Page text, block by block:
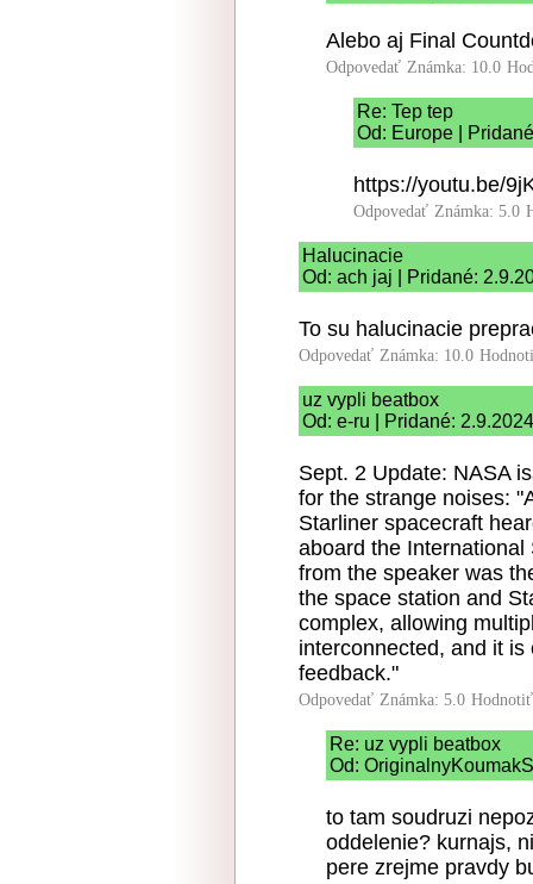
Alebo aj Final
Odpovedať Známka: 10.0
Re: Tep tep
Od: Europe |
https://youtu.be/
Odpovedať Známka: 5.0
Halucinacie
Od: ach jaj | Pridané:
To su halucinacie
Odpovedať Známka: 10.0
uz vypli beatbox
Od: e-ru | Pridané:
Sept. 2 Update: NASA
for the strange noises:
Starliner spacecraft
aboard the
from the speaker was
the space station and
complex, allowing
interconnected, and it
feedback."
Odpovedať Známka: 5.0
Re: uz vypli beatbox
Od:
to tam soudruzi
oddelenie? kurnajs,
pere zrejme pravdy